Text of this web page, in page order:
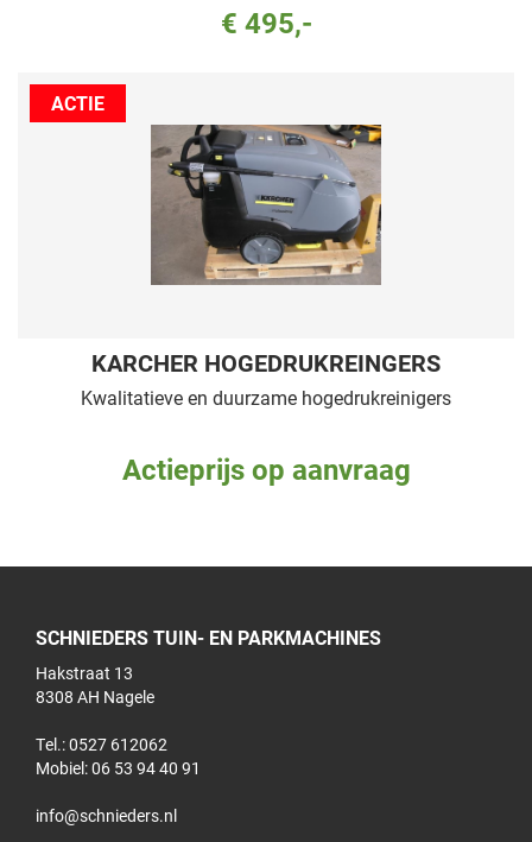
€ 495,-
ACTIE
KARCHER HOGEDRUKREINGERS
Kwalitatieve en duurzame hogedrukreinigers
Actieprijs op aanvraag
SCHNIEDERS TUIN- EN PARKMACHINES
Hakstraat 13
8308 AH Nagele
Tel.: 0527 612062
Mobiel:06 53 94 40 91
info@schnieders.nl